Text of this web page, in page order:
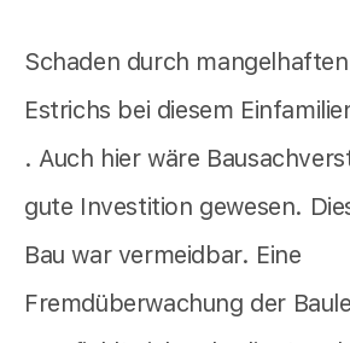
Schaden durch
Estrichs bei diesem
. Auch hier wäre
gute Investition gewesen.
Bau war vermeidbar. Eine
Fremdüberwachung der